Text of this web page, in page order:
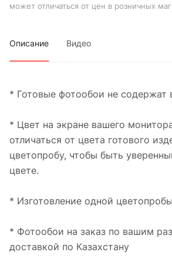
может отличаться от цен в розничных
Описание Видео
* Готовые фотообои не содержат
* Цвет на экране вашего
отличаться от цвета готового
цветопробу, чтобы быть
цвете.
* Изготовление одной
* Фотообои на заказ по вашим
доставкой по Казахстану